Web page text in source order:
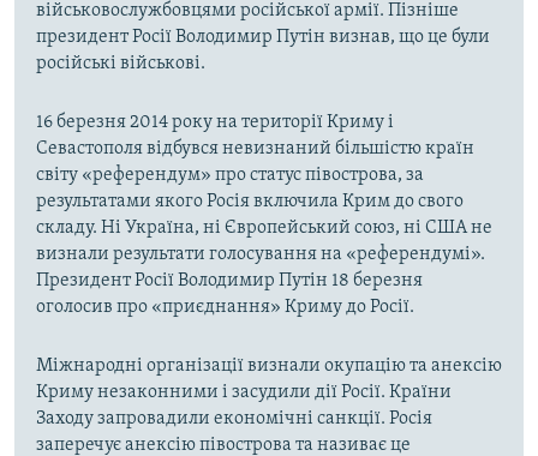
військовослужбовцями російської армії. Пізніше
президент Росії Володимир Путін визнав, що це були
російські військові.
16 березня 2014 року на території Криму і
Севастополя відбувся невизнаний більшістю країн
світу «референдум» про статус півострова, за
результатами якого Росія включила Крим до свого
складу. Ні Україна, ні Європейський союз, ні США не
визнали результати голосування на «референдумі».
Президент Росії Володимир Путін 18 березня
оголосив про «приєднання» Криму до Росії.
Міжнародні організації визнали окупацію та анексію
Криму незаконними і засудили дії Росії. Країни
Заходу запровадили економічні санкції. Росія
заперечує анексію півострова та називає це